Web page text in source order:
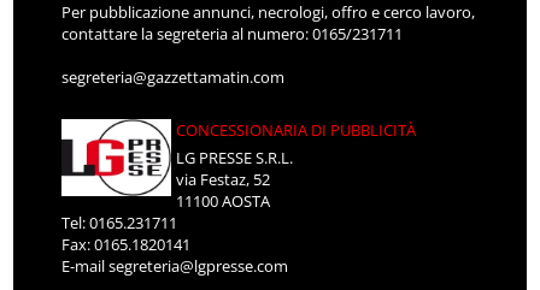
Per pubblicazione annunci, necrologi, offro e cerco lavoro,
contattare la segreteria al numero: 0165/231711
segreteria@gazzettamatin.com
CONCESSIONARIA DI PUBBLICITÀ
LG PRESSE S.R.L.
via Festaz, 52
11100 AOSTA
Tel: 0165.231711
Fax: 0165.1820141
E-mailsegreteria@lgpresse.com